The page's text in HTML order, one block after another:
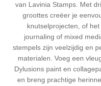
Staedtler
kaarten 2022
Art journal 2022
Kaarten 2021
van Lavinia Stamps. Met
groottes creëer je
knutselprojecten, of
journaling of mixed
stempels zijn veelzijdig en
materialen. Voeg een
Dylusions paint en
en breng prachtige